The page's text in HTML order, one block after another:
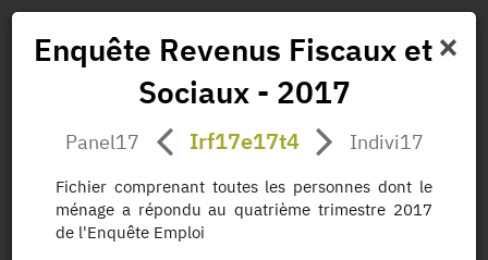
Missions
status.io EN | FR
×
Enquête Revenus Fiscaux et
Sociaux - 2017
Panel17 Irf17e17t4 Indivi17
Fichier comprenant toutes les personnes dont le
ménage a répondu au quatrième trimestre 2017
de l'Enquête Emploi